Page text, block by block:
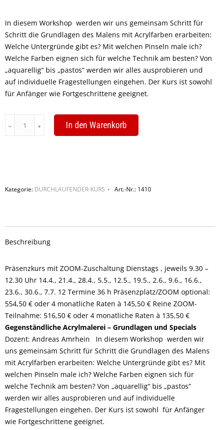
In diesem Workshop werden wir uns gemeinsam Schritt für
Schritt die Grundlagen des Malens mit Acrylfarben erarbeiten:
Welche Untergründe gibt es? Mit welchen Pinseln male ich?
Welche Farben eignen sich für welche Technik am besten? Von
„aquarellig“ bis „pastos“ werden wir alles ausprobieren und
auf individuelle Fragestellungen eingehen. Der Kurs ist sowohl
für Anfänger wie Fortgeschrittene geeignet.
quantity
In den Warenkorb
Kategorie: DURCHLAUFENDER-KURS Art.-Nr.: 1410
Beschreibung
Präsenzkurs mit ZOOM-Zuschaltung Dienstags , jeweils 9.30 –
12.30 Uhr 14.4., 21.4., 28.4., 5.5., 12.5., 19.5., 2.6., 9.6., 16.6.,
23.6., 30.6., 7.7. 12 Termine 36 h Präsenzplatz/ZOOM optional:
554,50 € oder 4 monatliche Raten à 145,50 € Reine ZOOM-
Teilnahme: 516,50 € oder 4 monatliche Raten à 135,50 €
Gegenständliche Acrylmalerei – Grundlagen und Specials
Dozent: Andreas Amrhein In diesem Workshop werden wir
uns gemeinsam Schritt für Schritt die Grundlagen des Malens
mit Acrylfarben erarbeiten: Welche Untergründe gibt es? Mit
welchen Pinseln male ich? Welche Farben eignen sich für
welche Technik am besten? Von „aquarellig“ bis „pastos“
werden wir alles ausprobieren und auf individuelle
Fragestellungen eingehen. Der Kurs ist sowohl für Anfänger
wie Fortgeschrittene geeignet.